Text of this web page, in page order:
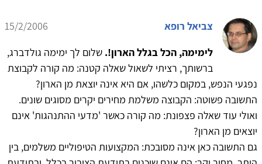
צביאל רופא
15/2/2006
לימימה, הכל בגלל הארון!. שלום לך ימימה גולדברג,
ברשותך, רציתי לשאול שאלה קטנה: מה קורה לקבוצת
נפגעי הנפש, במקום כלשהו, אם היא אינה יוצאת מן הארון?
התשובה פשוטה: הקבוצה משלמת מחירים יקרים מסוגים שונים.
ואולי עוד שאלה פצפונת: מה קורה כאשר 'מדעי ההתנהגות' אינם
יוצאים מן הארון?
גם התשובה כאן אינה מסובכת: המקצועות הטיפוליים משלמים, בין